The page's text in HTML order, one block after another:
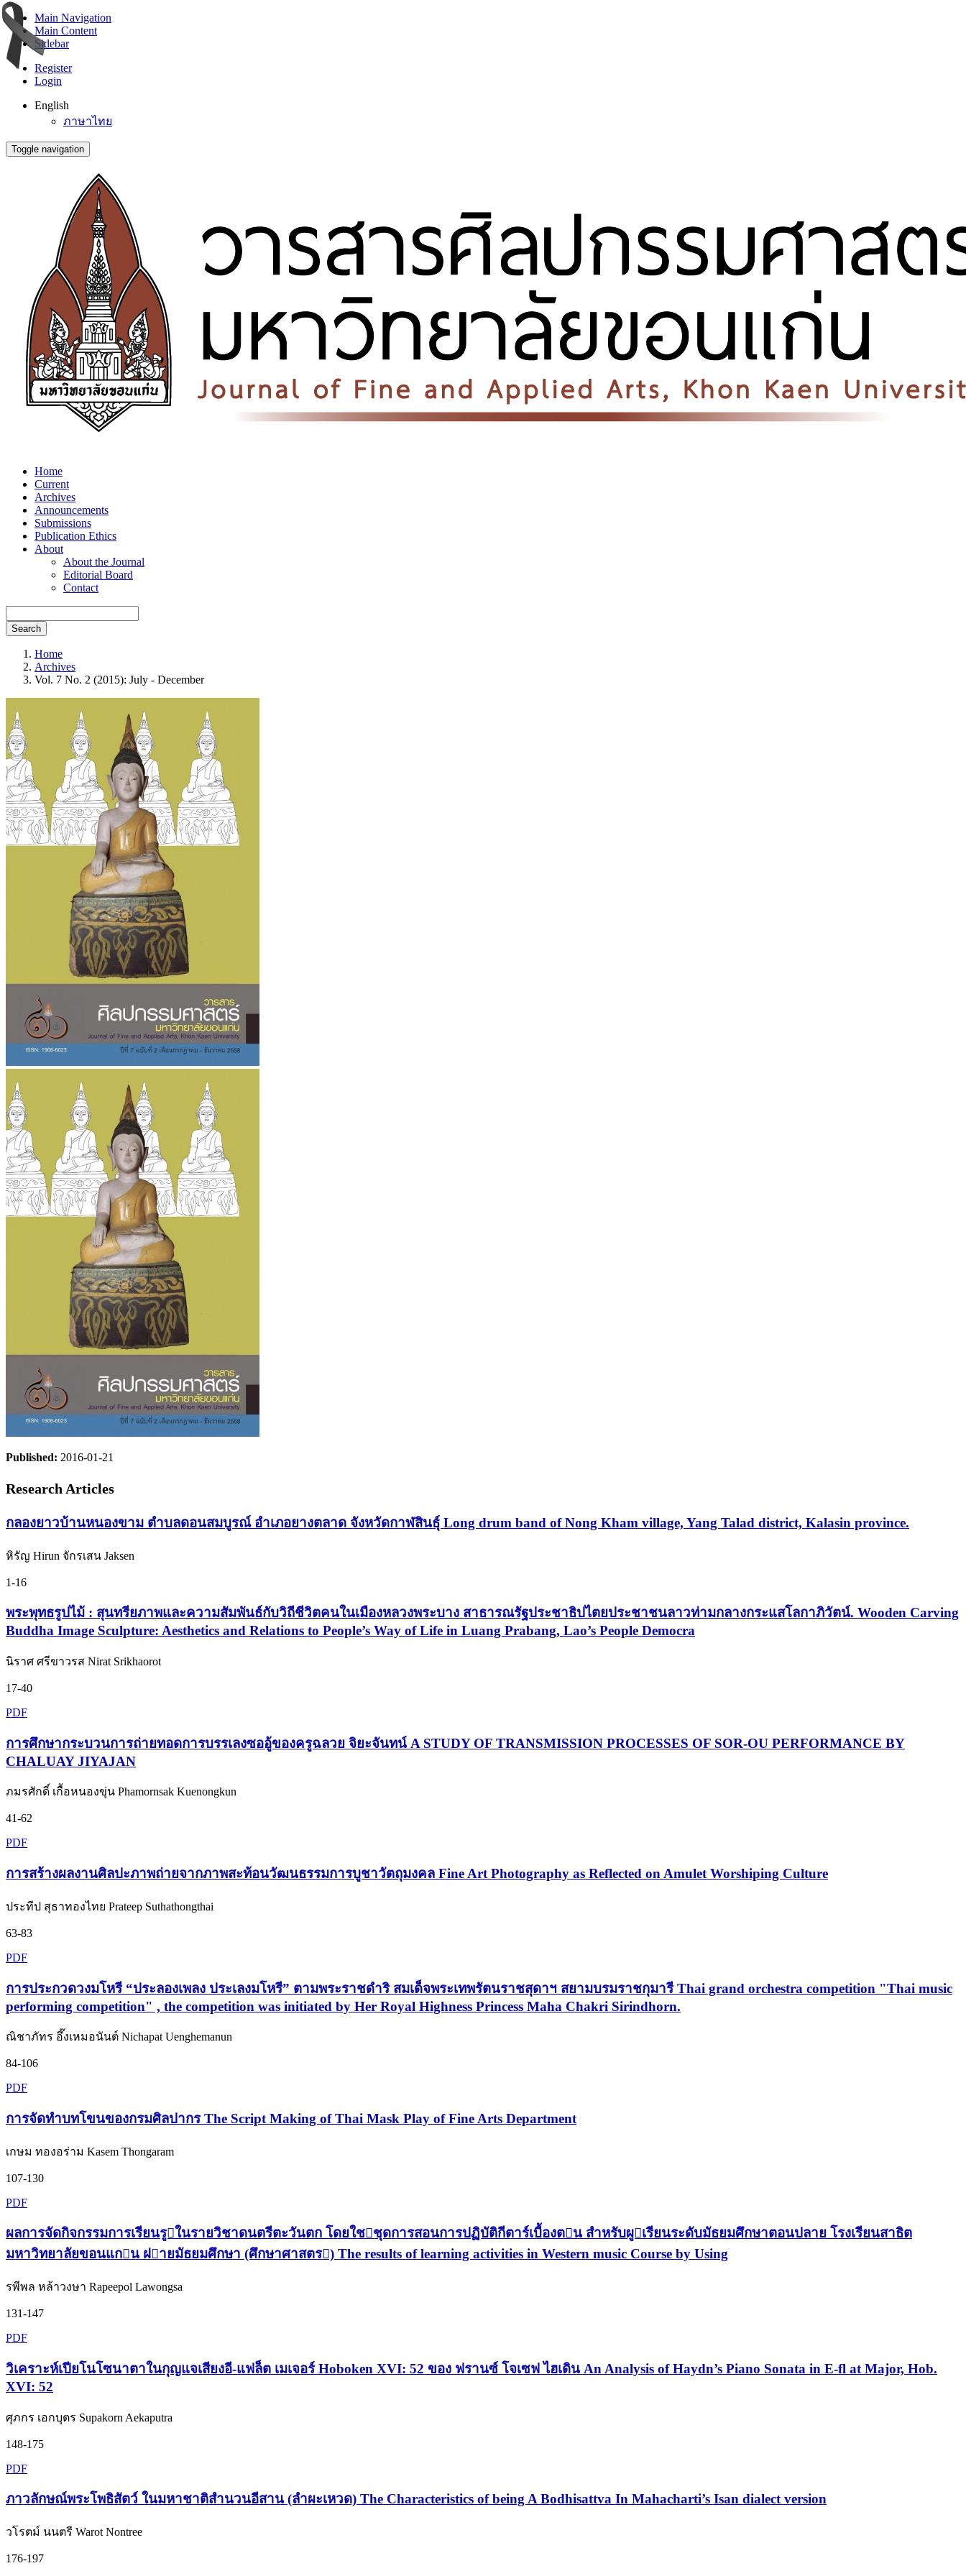
Main Navigation
Main Content
Sidebar
Register
Login
English
ภาษาไทย
Toggle navigation
Home
Current
Archives
Announcements
Submissions
Publication Ethics
About
About the Journal
Editorial Board
Contact
Search
Home
Archives
Vol. 7 No. 2 (2015): July - December
Published: 2016-01-21
Research Articles
กลองยาวบ้านหนองขาม ตำบลดอนสมบูรณ์ อำเภอยางตลาด จังหวัดกาฬสินธุ์ Long drum band of Nong Kham village, Yang Talad district, Kalasin province.
หิรัญ Hirun จักรเสน Jaksen
1-16
พระพุทธรูปไม้ : สุนทรียภาพและความสัมพันธ์กับวิถีชีวิตคนในเมืองหลวงพระบาง สาธารณรัฐประชาธิปไตยประชาชนลาวท่ามกลางกระแสโลกาภิวัตน์. Wooden Carving
Buddha Image Sculpture: Aesthetics and Relations to People’s Way of Life in Luang Prabang, Lao’s People Democra
นิราศ ศรีขาวรส Nirat Srikhaorot
17-40
PDF
การศึกษากระบวนการถ่ายทอดการบรรเลงซออู้ของครูฉลวย จิยะจันทน์ A STUDY OF TRANSMISSION PROCESSES OF SOR-OU PERFORMANCE BY
CHALUAY JIYAJAN
ภมรศักดิ์ เกื้อหนองขุ่น Phamornsak Kuenongkun
41-62
PDF
การสร้างผลงานศิลปะภาพถ่ายจากภาพสะท้อนวัฒนธรรมการบูชาวัตถุมงคล Fine Art Photography as Reflected on Amulet Worshiping Culture
ประทีป สุธาทองไทย Prateep Suthathongthai
63-83
PDF
การประกวดวงมโหรี “ประลองเพลง ประเลงมโหรี” ตามพระราชดำริ สมเด็จพระเทพรัตนราชสุดาฯ สยามบรมราชกุมารี Thai grand orchestra competition "Thai music
performing competition" , the competition was initiated by Her Royal Highness Princess Maha Chakri Sirindhorn.
ณิชาภัทร อึ๊งเหมอนันต์ Nichapat Uenghemanun
84-106
PDF
การจัดทำบทโขนของกรมศิลปากร The Script Making of Thai Mask Play of Fine Arts Department
เกษม ทองอร่าม Kasem Thongaram
107-130
PDF
ผลการจัดกิจกรรมการเรียนรูในรายวิชาดนตรีตะวันตก โดยใชชุดการสอนการปฏิบัติกีตาร์เบื้องตน สําหรับผูเรียนระดับมัธยมศึกษาตอนปลาย โรงเรียนสาธิต
มหาวิทยาลัยขอนแกน ฝายมัธยมศึกษา (ศึกษาศาสตร) The results of learning activities in Western music Course by Using
รพีพล หล้าวงษา Rapeepol Lawongsa
131-147
PDF
วิเคราะห์เปียโนโซนาตาในกุญแจเสียงอี-แฟล็ต เมเจอร์ Hoboken XVI: 52 ของ ฟรานซ์ โจเซฟ ไฮเดิน An Analysis of Haydn’s Piano Sonata in E-fl at Major, Hob.
XVI: 52
ศุภกร เอกบุตร Supakorn Aekaputra
148-175
PDF
ภาวลักษณ์พระโพธิสัตว์ ในมหาชาติสำนวนอีสาน (ลำผะเหวด) The Characteristics of being A Bodhisattva In Mahacharti’s Isan dialect version
วโรตม์ นนตรี Warot Nontree
176-197